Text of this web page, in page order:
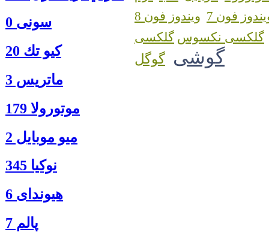
سونی 0
كيو تك 20
ماتريس 3
موتورولا 179
ميو موبايل 2
نوكيا 345
هیوندای 6
پالم 7
فون 7
ویندوز فون 8
گلکسی نکسوس
گوشی گوگل